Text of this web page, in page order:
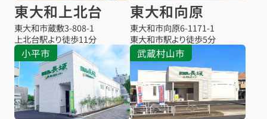
東大和上北台
東大和市蔵敷3-808-1
上北台駅より徒歩11分
東大和向原
東大和市向原6-1171-1
東大和市駅より徒歩5分
小平市 武蔵村山市